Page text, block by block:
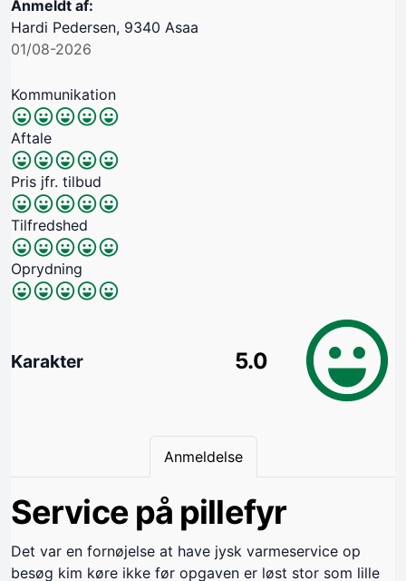
Anmeldt af:
Hardi Pedersen, 9340 Asaa
01/08-2026
Kommunikation
Aftale
Pris jfr. tilbud
Tilfredshed
Oprydning
Karakter 5.0
Anmeldelse
Service på pillefyr
Det var en fornøjelse at have jysk varmeservice op
besøg kim køre ikke før opgaven er løst stor som lille